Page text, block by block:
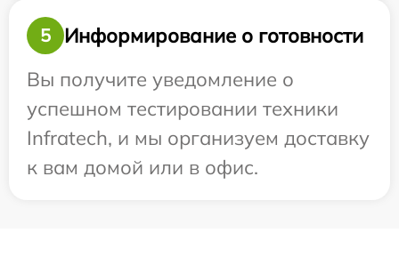
5
Информирование о готовности
Вы получите уведомление о
успешном тестировании техники
Infratech, и мы организуем доставку
к вам домой или в офис.